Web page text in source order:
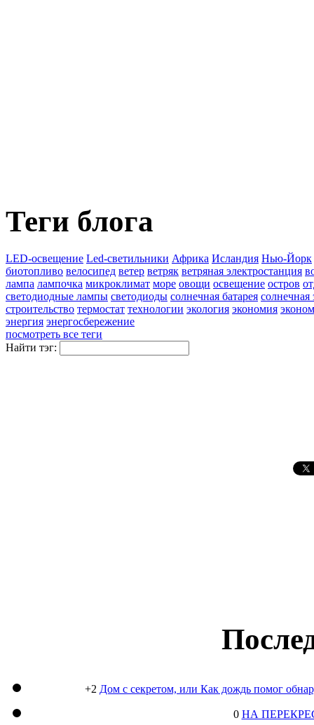
Теги блога
LED-освещение Led-светильники Африка Исландия Нью-Йорк
биотопливо велосипед ветер ветряк ветряная электростанция
лампа лампочка микроклимат море овощи освещение остров
светодиодные лампы светодиоды солнечная батарея солнечная
строительство термостат технологии экология экономия
энергия энергосбережение
посмотреть все теги
Найти тэг:
+2 Дом с секретом, или Как дождь помог
0 НА